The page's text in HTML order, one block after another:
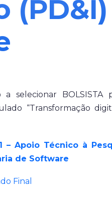
a selecionar
“Transformação
– Apoio Técnico à
de Software
Final